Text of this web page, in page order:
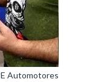
Automotores